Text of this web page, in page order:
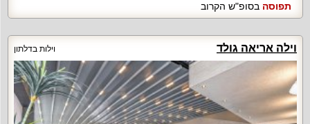
תפוסה בסופ"ש הקרוב
וילה אריאה גולד וילות בדלתון